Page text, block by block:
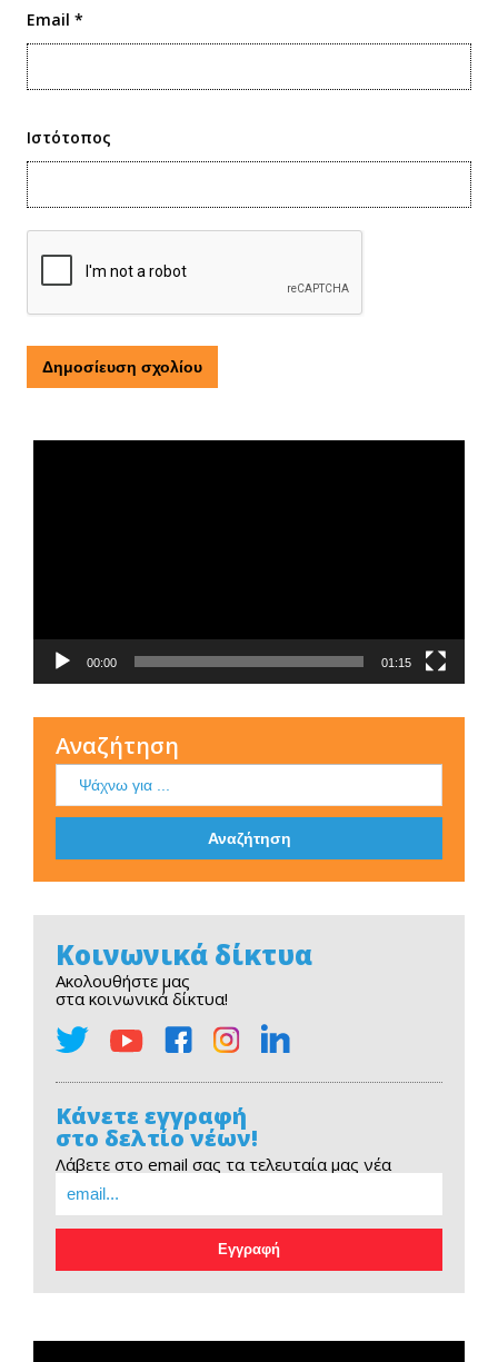
Email *
Ιστότοπος
00:00 01:15
Αναζήτηση
Κοινωνικά δίκτυα
Ακολουθήστε μας
στα κοινωνικά δίκτυα!
Κάνετε εγγραφή
στο δελτίο νέων!
Λάβετε στο email σας τα τελευταία μας νέα